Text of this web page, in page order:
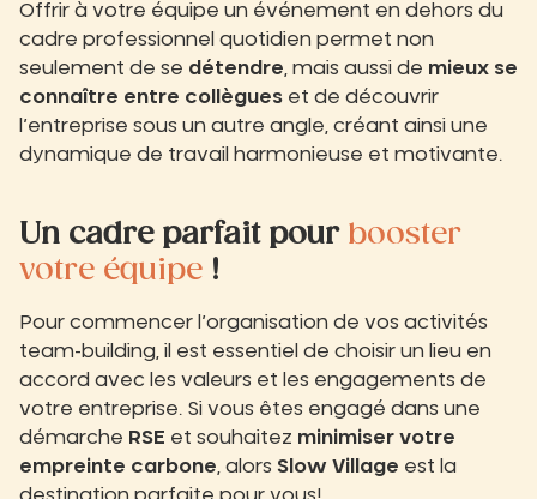
Offrir à votre équipe un événement en dehors du
cadre professionnel quotidien permet non
seulement de se détendre , mais aussi de mieux se
connaître entre collègues et de découvrir
l’entreprise sous un autre angle, créant ainsi une
dynamique de travail harmonieuse et motivante.
Un cadre parfait pourbooster
votre équipe !
Pour commencer l’organisation de vos activités
team-building, il est essentiel de choisir un lieu en
accord avec les valeurs et les engagements de
votre entreprise. Si vous êtes engagé dans une
démarche RSE et souhaitez minimiser votre
empreinte carbone , alors Slow Village est la